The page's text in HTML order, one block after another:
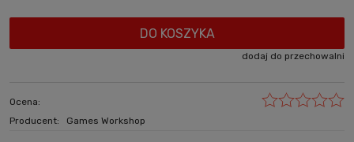
DO KOSZYKA
dodaj do przechowalni
Ocena:
Producent:
Games Workshop